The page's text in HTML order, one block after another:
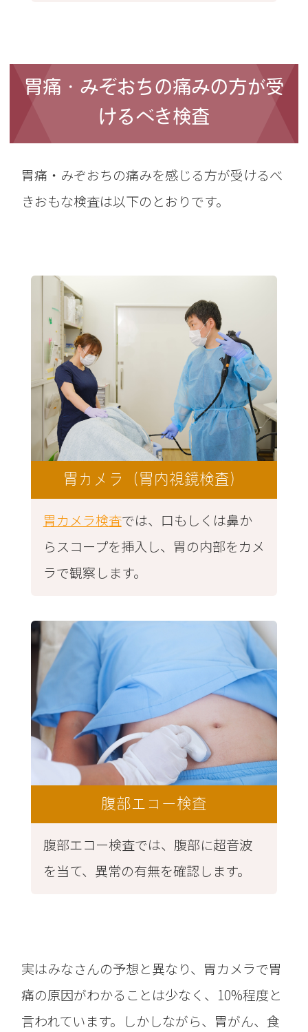
胃痛・みぞおちの痛みの方が受
けるべき検査
胃痛・みぞおちの痛みを感じる方が受けるべ
きおもな検査は以下のとおりです。
胃カメラ（胃内視鏡検査）
胃カメラ検査では、口もしくは鼻か
らスコープを挿入し、胃の内部をカメ
ラで観察します。
腹部エコー検査
腹部エコー検査では、腹部に超音波
を当て、異常の有無を確認します。
実はみなさんの予想と異なり、胃カメラで胃
痛の原因がわかることは少なく、10%程度と
言われています。しかしながら、胃がん、食